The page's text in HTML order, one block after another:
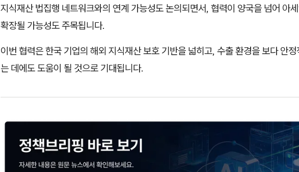
지식재산 법집행 네트워크와의 연계 가능성도 논의되면서, 협력이 양국을 넘어 아
확장될 가능성도 주목됩니다.
이번 협력은 한국 기업의 해외 지식재산 보호 기반을 넓히고, 수출 환경을 보다 안
는 데에도 도움이 될 것으로 기대됩니다.